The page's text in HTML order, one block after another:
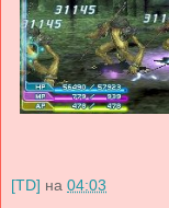
[TD] на 04:03